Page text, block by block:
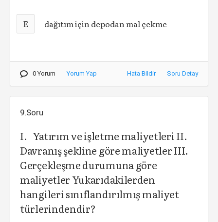
E dağıtım için depodan mal çekme
0 Yorum Yorum Yap Hata Bildir Soru Detay
9.Soru
I. Yatırım ve işletme maliyetleri II.
Davranış şekline göre maliyetler III.
Gerçekleşme durumuna göre
maliyetler Yukarıdakilerden
hangileri sınıflandırılmış maliyet
türlerindendir?